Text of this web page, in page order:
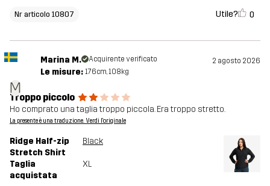
Nr articolo 10807 Utile? 0
M
Marina M. Acquirente verificato 2 agosto 2026
Le misure: 176cm, 108kg
Troppo piccolo
Ho comprato una taglia troppo piccola. Era troppo stretto.
La presente è una traduzione. Verdi l'originale
Ridge Half-zip
Stretch Shirt
Black
Taglia
acquistata
XL